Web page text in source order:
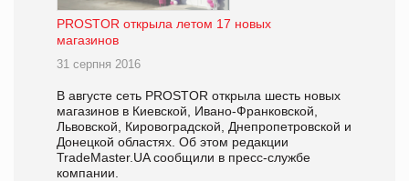
PROSTOR открыла летом 17 новых
магазинов
31 серпня 2016
В августе сеть PROSTOR открыла шесть новых
магазинов в Киевской, Ивано-Франковской,
Львовской, Кировоградской, Днепропетровской и
Донецкой областях. Об этом редакции
TradeMaster.UA сообщили в пресс-службе
компании.